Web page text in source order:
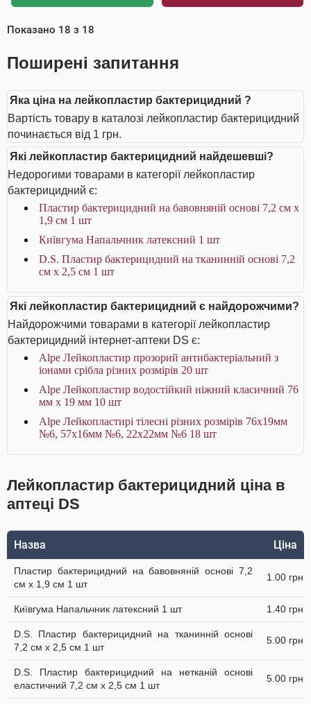
Показано 18 з 18
Поширені запитання
Яка ціна на лейкопластир бактерицидний ?
Вартість товару в каталозі лейкопластир бактерицидний
починається від 1 грн.
Які лейкопластир бактерицидний найдешевші?
Недорогими товарами в категорії лейкопластир
бактерицидний є:
Пластир бактерицидний на бавовняній основі 7,2 см х
1,9 см 1 шт
Київгума Напальчник латексний 1 шт
D.S. Пластир бактерицидний на тканинній основі 7,2
см х 2,5 см 1 шт
Які лейкопластир бактерицидний є найдорожчими?
Найдорожчими товарами в категорії лейкопластир
бактерицидний інтернет-аптеки DS є:
Alpe Лейкопластир прозорий антибактеріальний з
іонами срібла різних розмірів 20 шт
Alpe Лейкопластир водостійкий ніжний класичний 76
мм x 19 мм 10 шт
Alpe Лейкопластирі тілесні різних розмірів 76х19мм
№6, 57х16мм №6, 22х22мм №6 18 шт
Лейкопластир бактерицидний ціна в
аптеці DS
Назва Ціна
Пластир бактерицидний на бавовняній основі 7,2
см х 1,9 см 1 шт
1.00 грн
Київгума Напальчник латексний 1 шт 1.40 грн
D.S. Пластир бактерицидний на тканинній основі
7,2 см х 2,5 см 1 шт
5.00 грн
D.S. Пластир бактерицидний на нетканій основі
еластичний 7,2 см х 2,5 см 1 шт
5.00 грн